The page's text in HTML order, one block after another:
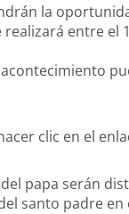
la
realizará entre
clic en el
papa serán
santo padre en